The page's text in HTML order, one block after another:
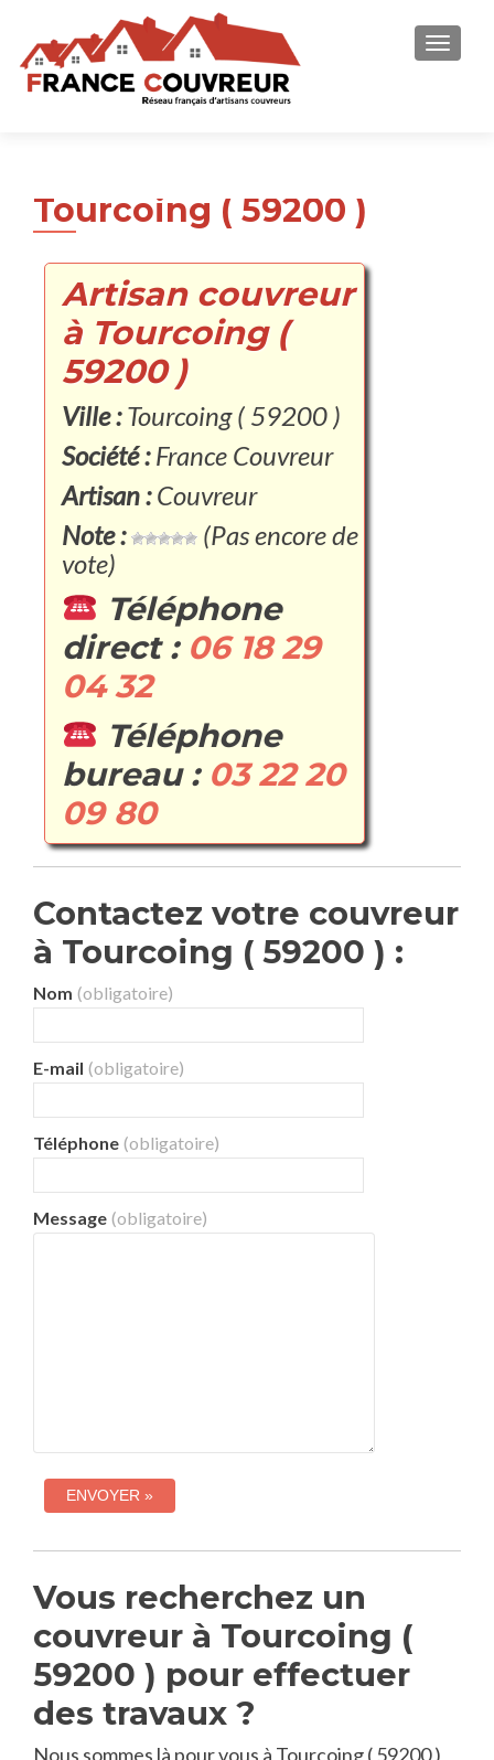
Tourcoing ( 59200 )
Artisan couvreur
à Tourcoing (
59200 )
Ville :Tourcoing ( 59200 )
Société :France Couvreur
Artisan :Couvreur
Note :
(Pas encore de
vote)
Téléphone
direct : 06 18 29
04 32
Téléphone
bureau : 03 22 20
09 80
Contactez votre couvreur
à Tourcoing ( 59200 ) :
Nom (obligatoire)
E-mail (obligatoire)
Téléphone (obligatoire)
Message (obligatoire)
Vous recherchez un
couvreur à Tourcoing (
59200 ) pour effectuer
des travaux ?
Nous sommes là pour vous à Tourcoing ( 59200 )